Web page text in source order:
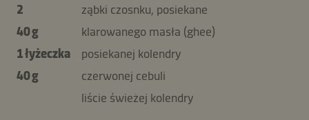
2
ząbki czosnku, posiekane
40 g
klarowanego masła (ghee)
1 łyżeczka
posiekanej kolendry
40 g
czerwonej cebuli
liście świeżej kolendry